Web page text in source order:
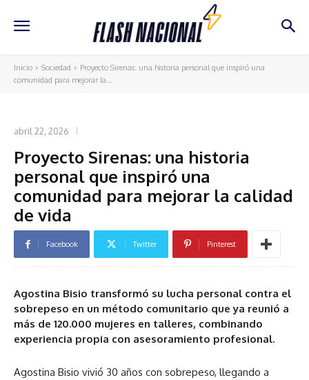
Inicio Sociedad
Proyecto Sirenas: una historia personal que inspiró una
comunidad para mejorar la...
abril 22, 2026
Proyecto Sirenas: una historia
personal que inspiró una
comunidad para mejorar la calidad
de vida
Facebook Twitter Pinterest
Agostina Bisio transformó su lucha personal contra el
sobrepeso en un método comunitario que ya reunió a
más de 120.000 mujeres en talleres, combinando
experiencia propia con asesoramiento profesional.
Agostina Bisio vivió 30 años con sobrepeso, llegando a